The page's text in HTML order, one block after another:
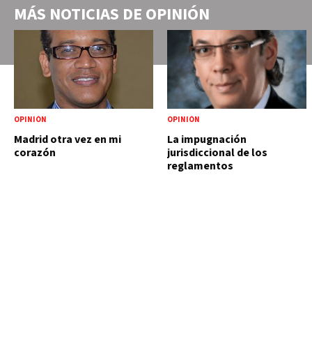
MÁS NOTICIAS DE OPINIÓN
OPINIÓN
Madrid otra vez en mi
corazón
OPINIÓN
La impugnación
jurisdiccional de los
reglamentos